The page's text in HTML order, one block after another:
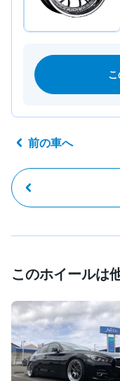
前の車へ
このホイールは